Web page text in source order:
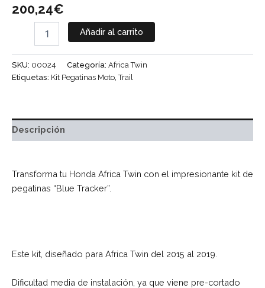
200,24€
Añadir al carrito
SKU: 00024 Categoría: Africa Twin
Etiquetas: Kit Pegatinas Moto,Trail
Descripción
Transforma tu Honda Africa Twin con el impresionante kit de
pegatinas “Blue Tracker”.
Este kit, diseñado para Africa Twin del 2015 al 2019.
Dificultad media de instalación, ya que viene pre-cortado